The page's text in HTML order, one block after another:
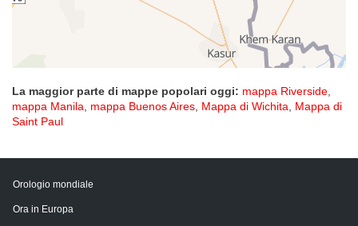
La maggior parte di mappe popolari oggi: mappa Riverside,
mappa Manila, mappa Buenos Aires, Mappa di Wichita, Mappa di
Saint Paul
Orologio mondiale
Ora in Europa